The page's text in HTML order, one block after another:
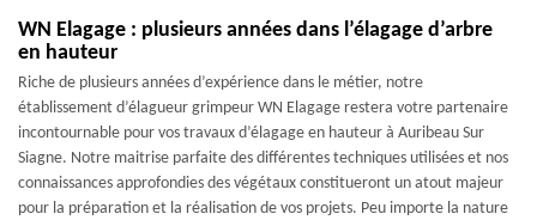
WN Elagage : plusieurs années dans l’élagage d’arbre
en hauteur
Riche de plusieurs années d’expérience dans le métier, notre
établissement d’élagueur grimpeur WN Elagage restera votre partenaire
incontournable pour vos travaux d’élagage en hauteur à Auribeau Sur
Siagne. Notre maitrise parfaite des différentes techniques utilisées et nos
connaissances approfondies des végétaux constitueront un atout majeur
pour la préparation et la réalisation de vos projets. Peu importe la nature